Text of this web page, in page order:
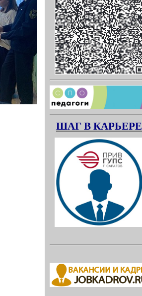
ШАГ В КАРЬЕРЕ